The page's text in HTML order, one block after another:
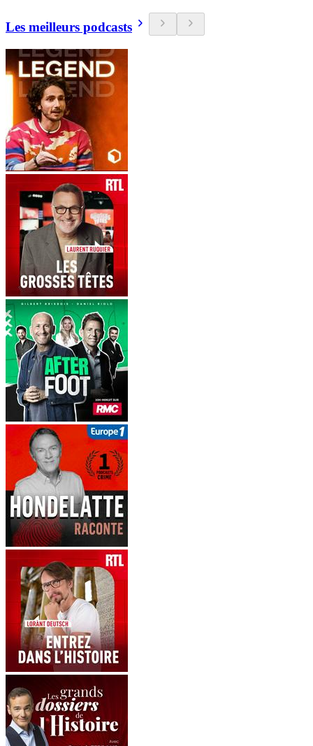
Les meilleurs podcasts